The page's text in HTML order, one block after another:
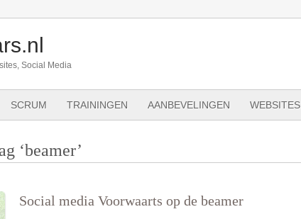
Social Media
SCRUM TRAININGEN AANBEVELINGEN WEBSITES
‘beamer’
Social media Voorwaarts op de beamer